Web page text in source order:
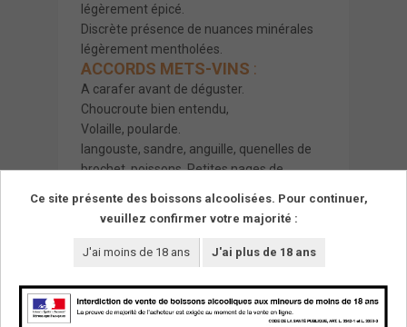
légèrement épicé.
Discrète présence de nuances minérales
légèrement mentholées.
ACCORDS METS-VINS :
A carafer avant de déguster.
Choucroute bien entendu,
Volaille, poularde.
langouste, sandre, anguille, quenelles de
brochet, poissons, Petites nages de
Ce site présente des boissons alcoolisées. Pour continuer,
veuillez confirmer votre majorité :
J'ai moins de 18 ans J'ai plus de 18 ans